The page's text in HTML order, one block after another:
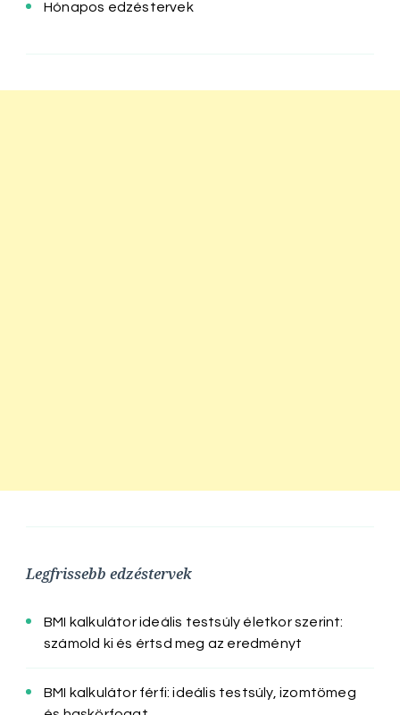
Hónapos edzéstervek
Legfrissebb edzéstervek
BMI kalkulátor ideális testsúly életkor szerint:
számold ki és értsd meg az eredményt
BMI kalkulátor férfi: ideális testsúly, izomtömeg